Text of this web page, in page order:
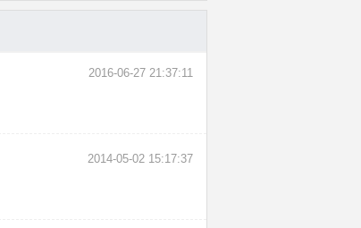
2016-06-27 21:37:11
2014-05-02 15:17:37